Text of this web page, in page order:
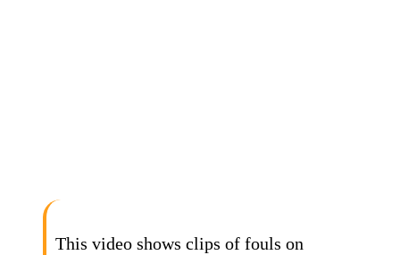
This video shows clips of fouls on